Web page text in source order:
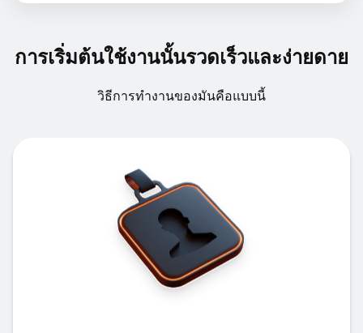
การเริ่มต้นใช้งานนั้นรวดเร็วและง่ายดาย
วิธีการทำงานของมันคือแบบนี้